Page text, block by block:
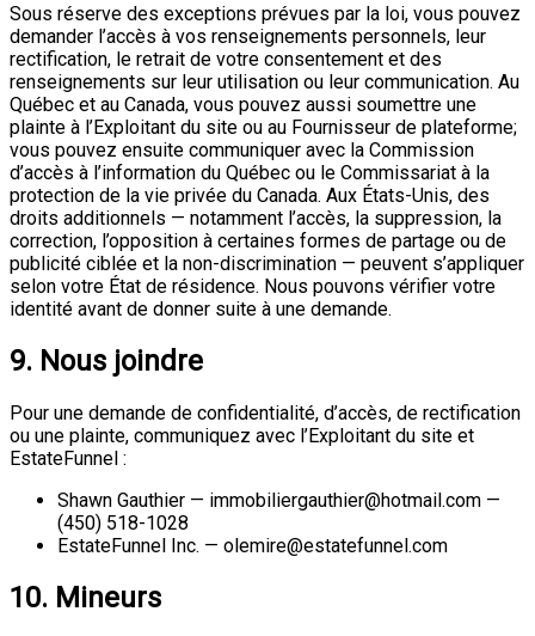
Sous réserve des exceptions prévues par la loi, vous pouvez
demander l’accès à vos renseignements personnels, leur
rectification, le retrait de votre consentement et des
renseignements sur leur utilisation ou leur communication. Au
Québec et au Canada, vous pouvez aussi soumettre une
plainte à l’Exploitant du site ou au Fournisseur de plateforme;
vous pouvez ensuite communiquer avec la Commission
d’accès à l’information du Québec ou le Commissariat à la
protection de la vie privée du Canada. Aux États-Unis, des
droits additionnels — notamment l’accès, la suppression, la
correction, l’opposition à certaines formes de partage ou de
publicité ciblée et la non-discrimination — peuvent s’appliquer
selon votre État de résidence. Nous pouvons vérifier votre
identité avant de donner suite à une demande.
9. Nous joindre
Pour une demande de confidentialité, d’accès, de rectification
ou une plainte, communiquez avec l’Exploitant du site et
EstateFunnel :
Shawn Gauthier — immobiliergauthier@hotmail.com —
(450) 518-1028
EstateFunnel Inc. — olemire@estatefunnel.com
10. Mineurs